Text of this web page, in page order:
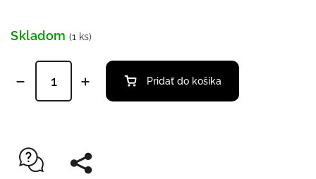
Skladom (1 ks)
Pridať do košíka